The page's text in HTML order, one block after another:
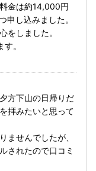
金は約14,000円
し込みました。
をしました。
。
方下山の日帰りだ
拝みたいと思って
ませんでしたが、
されたので口コミ